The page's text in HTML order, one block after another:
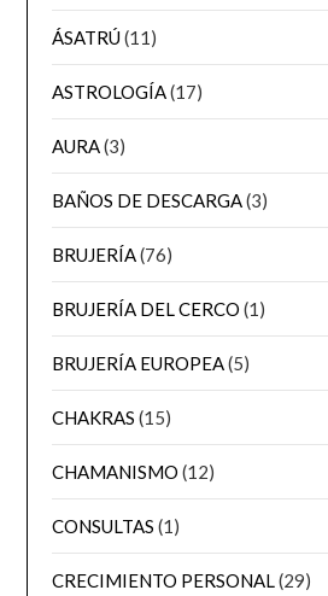
ÁSATRÚ(11)
ASTROLOGÍA(17)
AURA(3)
BAÑOS DE DESCARGA(3)
BRUJERÍA(76)
BRUJERÍA DEL CERCO (1)
BRUJERÍA EUROPEA(5)
CHAKRAS (15)
CHAMANISMO (12)
CONSULTAS (1)
CRECIMIENTO PERSONAL(29)